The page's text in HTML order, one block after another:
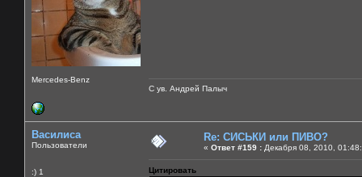
Mercedes-Benz
С ув. Андрей Палыч
Василиса
Пользователи
:) 1
Re: СИСЬКИ или ПИВО?
« Ответ #159 : Декабря 08, 2010,
Цитировать